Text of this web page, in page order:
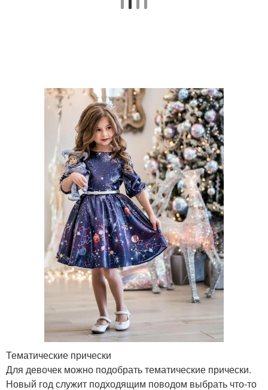
Тематические прически
Для девочек можно подобрать тематические прически.
Новый год служит подходящим поводом выбрать что-то